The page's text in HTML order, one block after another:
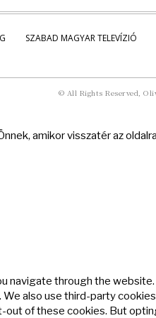
SZABAD MAGYAR TELEVÍZIÓ
© All Rights Reserved,
amikor visszatér az
navigate through the
also use third-party
of these cookies. But